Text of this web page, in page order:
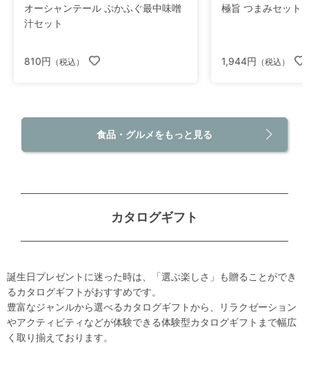
オーシャンテール ぷかふぐ最中味噌
汁セット
810円 （税込）
極旨 つまみセットI
1,944円 （税込）
食品・グルメをもっと見る
カタログギフト
誕生日プレゼントに迷った時は、「選ぶ楽しさ」も贈ることができ
るカタログギフトがおすすめです。
豊富なジャンルから選べるカタログギフトから、リラクゼーション
やアクティビティなどが体験できる体験型カタログギフトまで幅広
く取り揃えております。